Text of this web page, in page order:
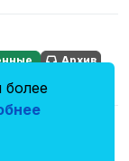
Архив
меня
более